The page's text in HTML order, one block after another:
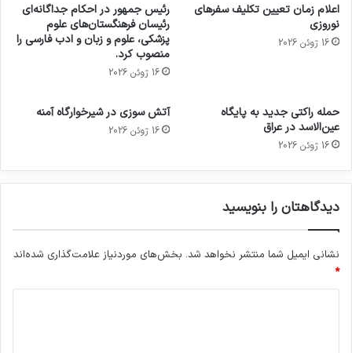
اعلام زمان تعیین تکلیف سفرهای
نوروزی
16 ژوئن 2026
رئیس جمهور در احکام جداگانه‌ای
رئیسان فرهنگستان‌های علوم
پزشکی، علوم و زبان و ادب فارسی را
منصوب کرد.
16 ژوئن 2026
حمله راکتی جدید به پایگاه
عین‌الاسد در عراق
16 ژوئن 2026
آتش سوزی در شیرخوارگاه آمنه
16 ژوئن 2026
دیدگاهتان را بنویسید
نشانی ایمیل شما منتشر نخواهد شد. بخش‌های موردنیاز علامت‌گذاری شده‌اند
*